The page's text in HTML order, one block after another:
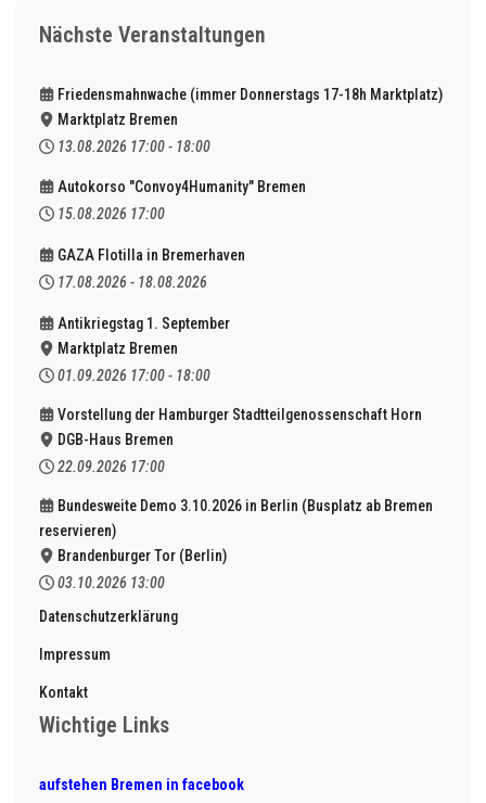
Nächste Veranstaltungen
Friedensmahnwache (immer Donnerstags 17-18h Marktplatz)
Marktplatz Bremen
13.08.2026 17:00 - 18:00
Autokorso "Convoy4Humanity" Bremen
15.08.2026 17:00
GAZA Flotilla in Bremerhaven
17.08.2026 - 18.08.2026
Antikriegstag 1. September
Marktplatz Bremen
01.09.2026 17:00 - 18:00
Vorstellung der Hamburger Stadtteilgenossenschaft Horn
DGB-Haus Bremen
22.09.2026 17:00
Bundesweite Demo 3.10.2026 in Berlin (Busplatz ab Bremen
reservieren)
Brandenburger Tor (Berlin)
03.10.2026 13:00
Datenschutzerklärung
Impressum
Kontakt
Wichtige Links
aufstehen Bremen in facebook